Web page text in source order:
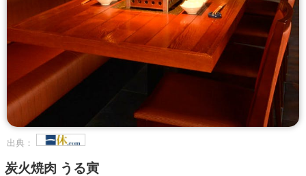
出典：
炭火焼肉 うる寅